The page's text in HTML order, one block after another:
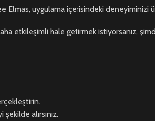
Elmas, uygulama içerisindeki deneyiminizi
etkileşimli hale getirmek istiyorsanız,
alırsınız.